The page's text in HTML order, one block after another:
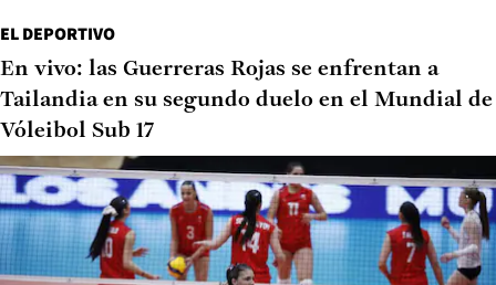
EL DEPORTIVO
En vivo: las Guerreras Rojas se enfrentan a
Tailandia en su segundo duelo en el Mundial de
Vóleibol Sub 17